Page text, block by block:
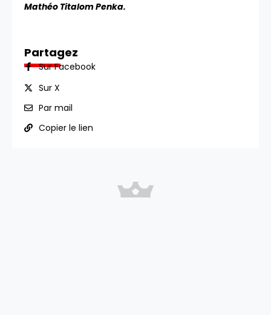
Mathéo Titalom Penka.
Partagez
Sur Facebook
Sur X
Par mail
Copier le lien